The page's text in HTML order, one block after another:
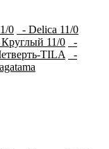
0
- Delica 11/0
11/0
-
TILA
-